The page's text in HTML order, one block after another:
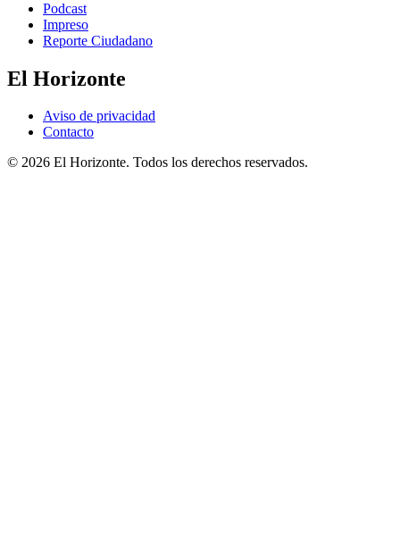
Podcast
Impreso
Reporte Ciudadano
El Horizonte
Aviso de privacidad
Contacto
© 2026 El Horizonte. Todos los derechos reservados.